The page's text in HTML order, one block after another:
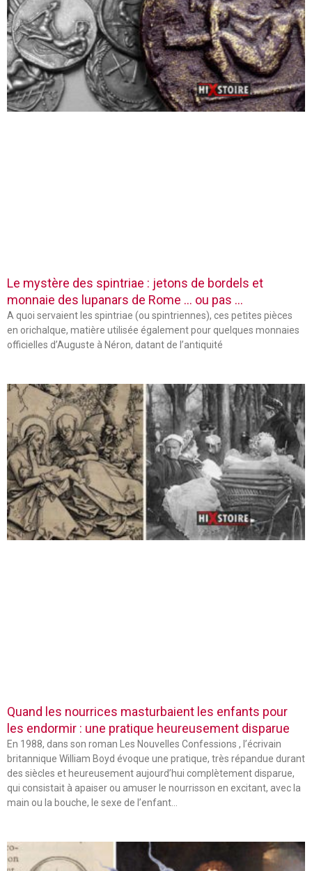
Le mystère des spintriae : jetons de bordels et
monnaie des lupanars de Rome … ou pas …
A quoi servaient les spintriae (ou spintriennes), ces petites pièces
en orichalque, matière utilisée également pour quelques monnaies
officielles d’Auguste à Néron, datant de l’antiquité
Quand les nourrices masturbaient les enfants pour
les endormir : une pratique heureusement disparue
En 1988, dans son roman Les Nouvelles Confessions , l’écrivain
britannique William Boyd évoque une pratique, très répandue durant
des siècles et heureusement aujourd’hui complètement disparue,
qui consistait à apaiser ou amuser le nourrisson en excitant, avec la
main ou la bouche, le sexe de l’enfant…